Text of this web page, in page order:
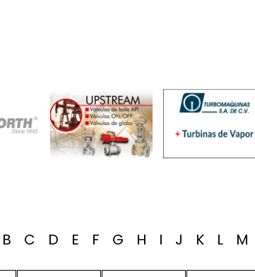
B C D E F G H I J K L M